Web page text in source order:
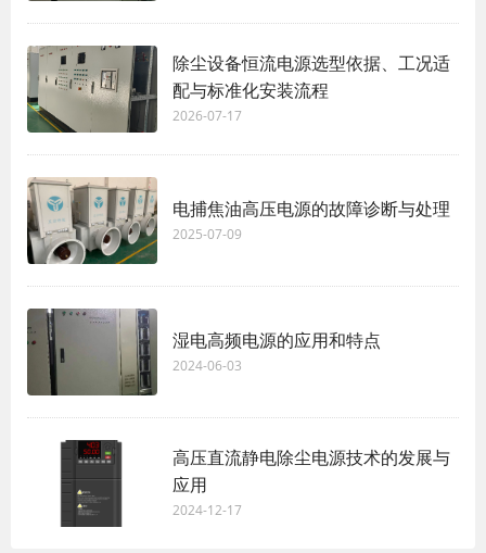
除尘设备恒流电源选型依据、工况适
配与标准化安装流程
2026-07-17
电捕焦油高压电源的故障诊断与处理
2025-07-09
湿电高频电源的应用和特点
2024-06-03
高压直流静电除尘电源技术的发展与
应用
2024-12-17